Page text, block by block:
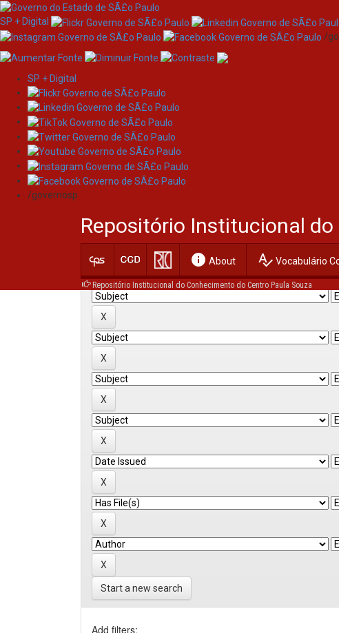
Skip
navigation
SP + Digital
/
SP + Digital
/governosp
Repositório Institucional do
info About spellcheck Vocabulário
Repositório Institucional do Conhecimento do Centro Paula Souza
Search
Current filters:
Start a new search
Add filters: